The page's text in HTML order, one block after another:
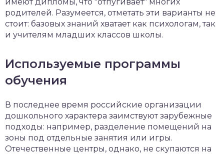
родителей. Разумеется, отметать эти варианты не
стоит: базовых знаний хватает как психологам, так
и учителям младших классов школы.
Используемые программы
обучения
В последнее время российские организации
дошкольного характера заимствуют зарубежные
подходы: например, разделение помещений на
зоны под отдельные занятия или игры.
Отечественные центры, однако, не скупаются на